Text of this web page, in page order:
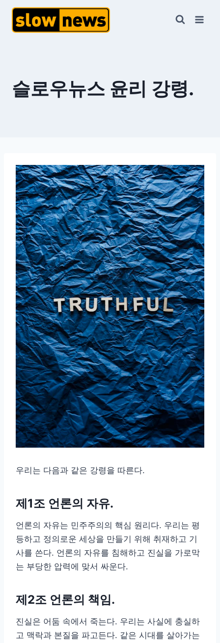
슬로우뉴스 윤리 강령.
우리는 다음과 같은 강령을 따른다.
제1조 언론의 자유.
언론의 자유는 민주주의의 핵심 원리다. 우리는 평
등하고 정의로운 세상을 만들기 위해 취재하고 기
사를 쓴다. 언론의 자유를 침해하고 진실을 가로막
는 부당한 압력에 맞서 싸운다.
제2조 언론의 책임.
진실은 어둠 속에서 죽는다. 우리는 사실에 충실하
고 맥락과 본질을 파고든다. 같은 시대를 살아가는